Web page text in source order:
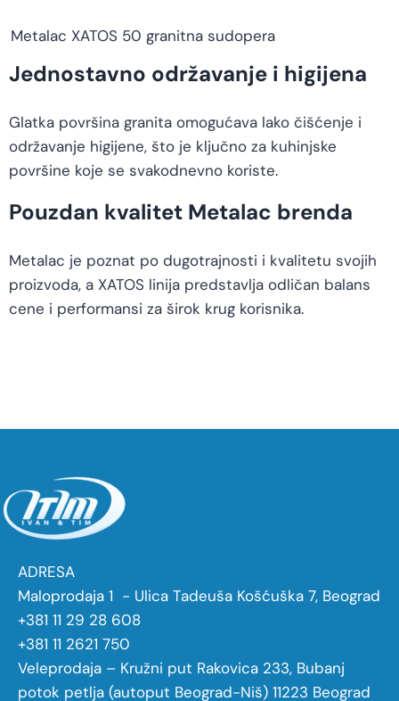
Metalac XATOS 50 granitna sudopera
Jednostavno održavanje i higijena
Glatka površina granita omogućava lako čišćenje i
održavanje higijene, što je ključno za kuhinjske
površine koje se svakodnevno koriste.
Pouzdan kvalitet Metalac brenda
Metalac je poznat po dugotrajnosti i kvalitetu svojih
proizvoda, a XATOS linija predstavlja odličan balans
cene i performansi za širok krug korisnika.
ADRESA
Maloprodaja 1 - Ulica Tadeuša Košćuška 7, Beograd
+381 11 29 28 608
+381 11 2621 750
Veleprodaja – Kružni put Rakovica 233, Bubanj
potok petlja (autoput Beograd-Niš) 11223 Beograd